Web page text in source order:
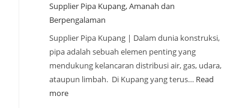
Supplier Pipa Kupang, Amanah dan
Berpengalaman
Supplier Pipa Kupang | Dalam dunia konstruksi,
pipa adalah sebuah elemen penting yang
mendukung kelancaran distribusi air, gas, udara,
ataupun limbah. Di Kupang yang terus… Read
more